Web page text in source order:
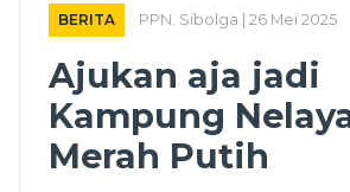
BERITA PPN. Sibolga | 26 Mei 2025
Ajukan aja jadi
Kampung
Merah Putih